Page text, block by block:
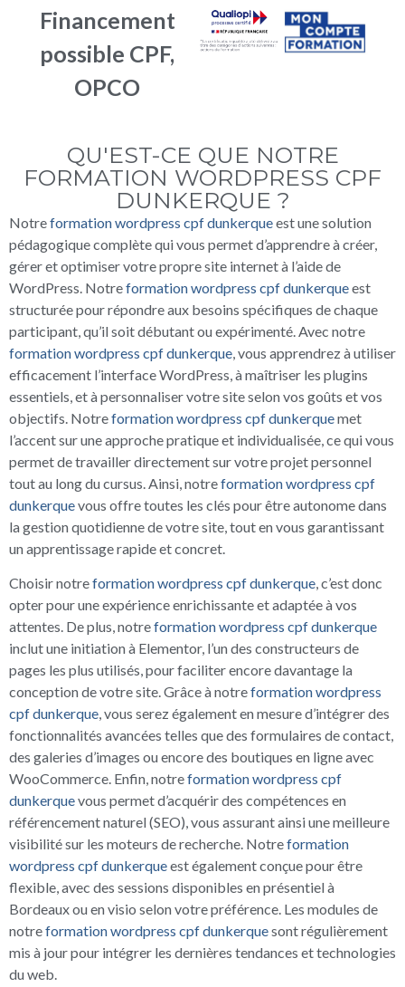
Financement
possible CPF,
OPCO
QU'EST-CE QUE NOTRE
FORMATION WORDPRESS CPF
DUNKERQUE ?
Notreformation wordpress cpf dunkerqueest une solution
pédagogique complète qui vous permet d’apprendre à créer,
gérer et optimiser votre propre site internet à l’aide de
WordPress. Notreformation wordpress cpf dunkerqueest
structurée pour répondre aux besoins spécifiques de chaque
participant, qu’il soit débutant ou expérimenté. Avec notre
formation wordpress cpf dunkerque, vous apprendrez à utiliser
efficacement l’interface WordPress, à maîtriser les plugins
essentiels, et à personnaliser votre site selon vos goûts et vos
objectifs. Notreformation wordpress cpf dunkerquemet
l’accent sur une approche pratique et individualisée, ce qui vous
permet de travailler directement sur votre projet personnel
tout au long du cursus. Ainsi, notreformation wordpress cpf
dunkerquevous offre toutes les clés pour être autonome dans
la gestion quotidienne de votre site, tout en vous garantissant
un apprentissage rapide et concret.
Choisir notreformation wordpress cpf dunkerque, c’est donc
opter pour une expérience enrichissante et adaptée à vos
attentes. De plus, notreformation wordpress cpf dunkerque
inclut une initiation à Elementor, l’un des constructeurs de
pages les plus utilisés, pour faciliter encore davantage la
conception de votre site. Grâce à notreformation wordpress
cpf dunkerque, vous serez également en mesure d’intégrer des
fonctionnalités avancées telles que des formulaires de contact,
des galeries d’images ou encore des boutiques en ligne avec
WooCommerce. Enfin, notreformation wordpress cpf
dunkerquevous permet d’acquérir des compétences en
référencement naturel (SEO), vous assurant ainsi une meilleure
visibilité sur les moteurs de recherche. Notreformation
wordpress cpf dunkerqueest également conçue pour être
flexible, avec des sessions disponibles en présentiel à
Bordeaux ou en visio selon votre préférence. Les modules de
notreformation wordpress cpf dunkerquesont régulièrement
mis à jour pour intégrer les dernières tendances et technologies
du web.